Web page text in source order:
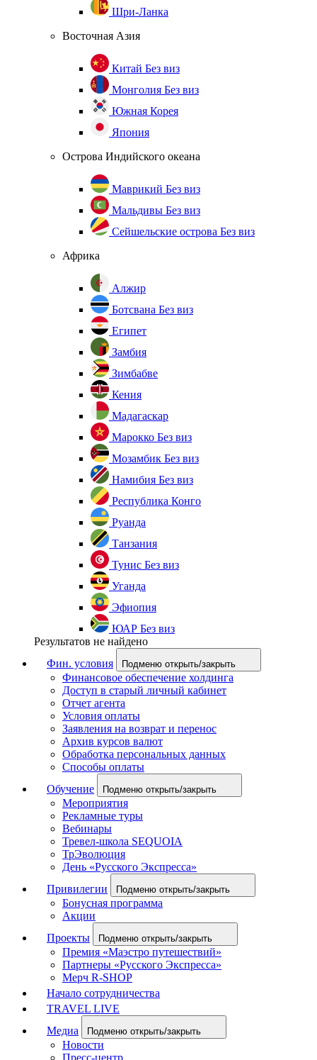
Шри-Ланка
Восточная Азия
Китай Без виз
Монголия Без виз
Южная Корея
Япония
Острова Индийского океана
Маврикий Без виз
Мальдивы Без виз
Сейшельские острова Без виз
Африка
Алжир
Ботсвана Без виз
Египет
Замбия
Зимбабве
Кения
Мадагаскар
Марокко Без виз
Мозамбик Без виз
Намибия Без виз
Республика Конго
Руанда
Танзания
Тунис Без виз
Уганда
Эфиопия
ЮАР Без виз
Результатов не найдено
Фин. условия
Подменю открыть/закрыть
Финансовое обеспечение холдинга
Доступ в старый личный кабинет
Отчет агента
Условия оплаты
Заявления на возврат и перенос
Архив курсов валют
Обработка персональных данных
Способы оплаты
Обучение
Подменю открыть/закрыть
Мероприятия
Рекламные туры
Вебинары
Тревел-школа SEQUOIA
ТрЭволюция
День «Русского Экспресса»
Привилегии
Подменю открыть/закрыть
Бонусная программа
Акции
Проекты
Подменю открыть/закрыть
Премия «Маэстро путешествий»
Партнеры «Русского Экспресса»
Мерч R-SHOP
Начало сотрудничества
TRAVEL LIVE
Медиа
Подменю открыть/закрыть
Новости
Пресс-центр